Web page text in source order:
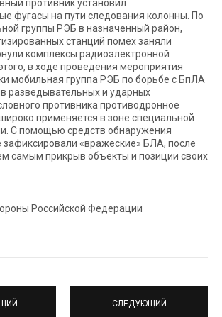
противник установил
фугасы на пути следования колонны. По
группы РЭБ в назначенный район,
станций помех заняли
комплексы радиоэлектронной
в ходе проведения мероприятия
мобильная группа РЭБ по борьбе с БпЛА
разведывательных и ударных
противника противодронное
применяется в зоне специальной
С помощью средств обнаружения
«вражеские» БЛА, после
самым прикрыв объекты и позиции своих
Российской Федерации
СЛЕДУЮЩИЙ